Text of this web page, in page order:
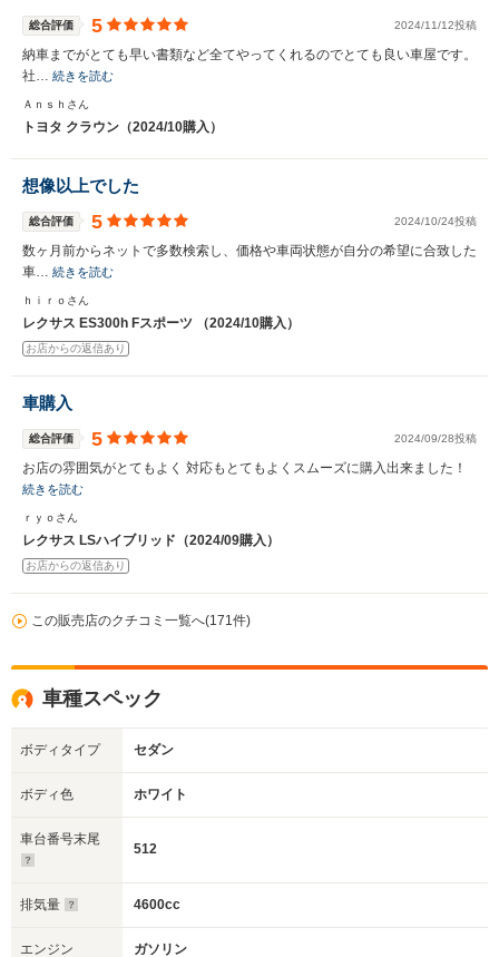
総合評価 5 2024/11/12投稿
納車までがとても早い書類など全てやってくれるのでとても良い車屋です。
社… 続きを読む
Ａｎｓｈさん
トヨタ クラウン（2024/10購入）
想像以上でした
総合評価 5 2024/10/24投稿
数ヶ月前からネットで多数検索し、価格や車両状態が自分の希望に合致した
車… 続きを読む
ｈｉｒｏさん
レクサス ES300h Fスポーツ （2024/10購入）
お店からの返信あり
車購入
総合評価 5 2024/09/28投稿
お店の雰囲気がとてもよく 対応もとてもよくスムーズに購入出来ました！
続きを読む
ｒｙｏさん
レクサス LSハイブリッド（2024/09購入）
お店からの返信あり
この販売店のクチコミ一覧へ(171件)
車種スペック
ボディタイプ セダン
ボディ色 ホワイト
車台番号末尾
512
排気量 4600cc
エンジン ガソリン